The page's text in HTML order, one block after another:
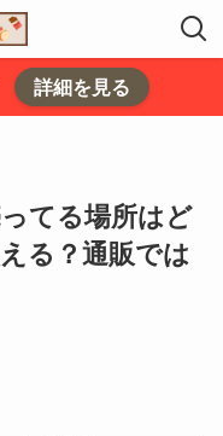
詳細を見る
てる場所はど
る？通販では